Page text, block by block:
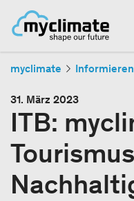
myclimate Informieren
31. März 2023
ITB: